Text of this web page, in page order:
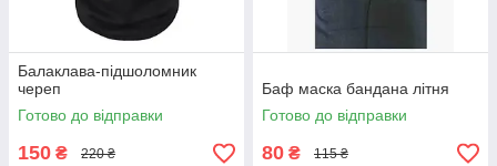
Балаклава-підшоломник
череп
Готово до відправки
150 ₴ 220 ₴
Баф маска бандана літня
Готово до відправки
80 ₴ 115 ₴